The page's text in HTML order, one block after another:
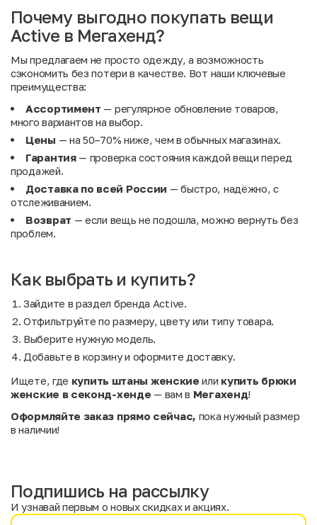
Почему выгодно покупать вещи
Active в Мегахенд?
Мы предлагаем не просто одежду, а возможность
сэкономить без потери в качестве. Вот наши ключевые
преимущества:
Ассортимент — регулярное обновление товаров,
много вариантов на выбор.
Цены — на 50–70% ниже, чем в обычных магазинах.
Гарантия— проверка состояния каждой вещи перед
продажей.
Доставка по всей России — быстро, надёжно, с
отслеживанием.
Возврат — если вещь не подошла, можно вернуть без
проблем.
Как выбрать и купить?
Зайдите в раздел бренда Active.
Отфильтруйте по размеру, цвету или типу товара.
Выберите нужную модель.
Добавьте в корзину и оформите доставку.
Ищете, где купить штаны женские или купить брюки
женские в секонд-хенде — вам в Мегахенд!
Оформляйте заказ прямо сейчас, пока нужный размер
в наличии!
Подпишись на рассылку
И узнавай первым о новых скидках и акциях.